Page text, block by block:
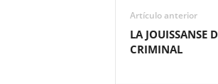
Artículo anterior
LA JOUISSANSE
CRIMINAL